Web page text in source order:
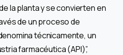
la planta y se convierten en
de un proceso de
técnicamente, un
farmacéutica (API)”,